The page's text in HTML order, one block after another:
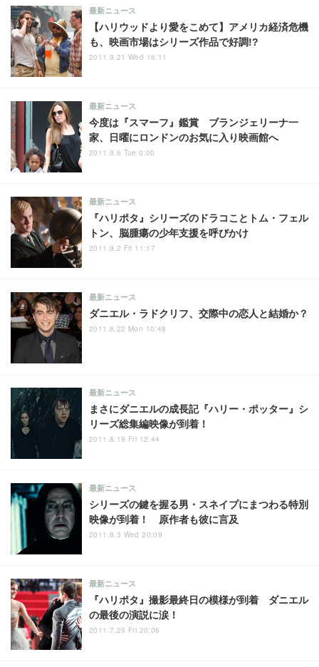
【ハリウッドより愛をこめて】アメリカ経済危機
も、映画市場はシリーズ作品で好調!?
最新ニュース
2011.9.21 Wed 16:11
今度は『スマーフ』鑑賞 ブランジェリーナ一
家、日曜にロンドンのお気に入り映画館へ
最新ニュース
2011.9.6 Tue 0:00
『ハリポタ』シリーズのドラコことトム・フェル
トン、脳腫瘍の少年支援を呼びかけ
最新ニュース
2011.9.2 Fri 11:17
ダニエル・ラドクリフ、交際中の恋人と結婚か？
最新ニュース
2011.8.22 Mon 10:48
まさにダニエルの成長記『ハリー・ポッター』シ
リーズ総集編映像が到着！
最新ニュース
2011.8.19 Fri 12:44
シリーズの鍵を握る男・スネイプにまつわる特別
映像が到着！ 原作者も彼に言及
最新ニュース
2011.8.3 Wed 20:09
『ハリポタ』撮影最終日の模様が到着 ダニエル
の最後の演説に涙！
最新ニュース
2011.7.29 Fri 20:06